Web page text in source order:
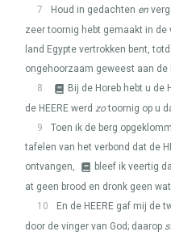
7
Houd in gedachten en
zeer toornig hebt gemaakt in
land Egypte vertrokken bent,
ongehoorzaam geweest aan de
8
Bij de Horeb hebt u de
de HEERE werd zotoornig op u
9
Toen ik de berg
tafelen van het verbond dat de
ontvangen,
bleef ik veertig
at geen brood en dronk geen
10
En de HEERE gaf mij de
door de vinger van God; daarop